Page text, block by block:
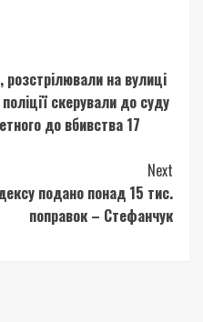
на вулиці
скерували до суду
до вбивства 17
Next
подано понад 15 тис.
поправок – Стефанчук